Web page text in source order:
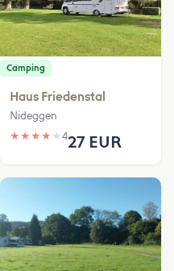
Camping
Haus Friedenstal
Nideggen
★ ★ ★ ★ ★ 427 EUR